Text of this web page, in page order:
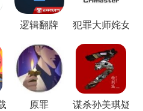
，学会自我救赎，找到关键
，这里到处都是陷阱，小
逻辑翻牌 犯罪大师姹女
原罪 谋杀孙美琪疑案